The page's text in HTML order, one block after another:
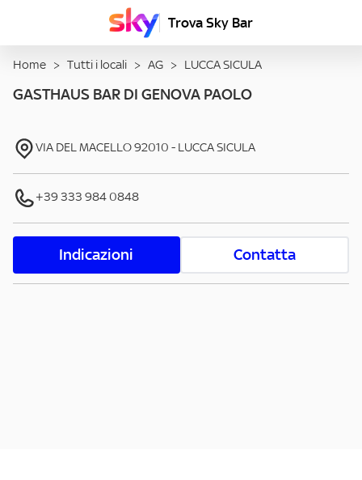
Trova Sky Bar
Home > Tutti i locali > AG > LUCCA SICULA
GASTHAUS BAR DI GENOVA PAOLO
VIA DEL MACELLO92010 - LUCCA SICULA
+39 333 984 0848
Indicazioni Contatta